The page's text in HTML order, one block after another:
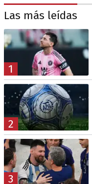
Las más leídas
1
2
3